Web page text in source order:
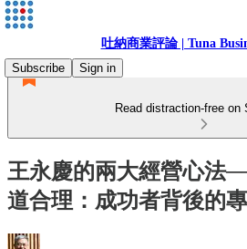
吐納商業評論 | Tuna
Subscribe
Sign in
Read distraction-free on
王永慶的兩大經營心法
道合理：成功者背後的